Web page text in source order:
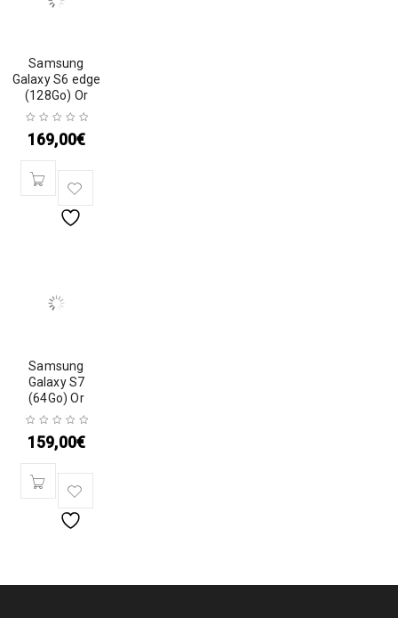
Samsung
Galaxy S6 edge
(128Go) Or
169,00€
Samsung
Galaxy S7
(64Go) Or
159,00€